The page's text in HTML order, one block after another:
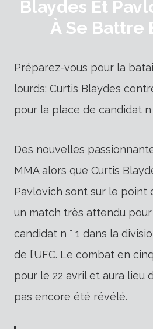
Blaydes Et
À Se Battre
Préparez-vous pour la
lourds: Curtis Blaydes
pour la place de candidat n
Des nouvelles
MMA alors que Curtis
Pavlovich sont sur le point
un match très attendu
candidat n ° 1 dans la
de l’UFC. Le combat en
pour le 22 avril et aura lieu
pas encore été révélé.